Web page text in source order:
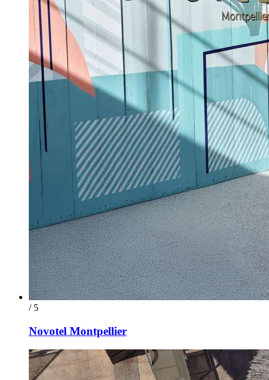
/ 5
Novotel Montpellier